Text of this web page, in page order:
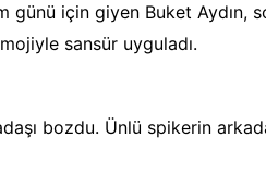
günü için giyen Buket Aydın,
sansür uyguladı.
bozdu. Ünlü spikerin